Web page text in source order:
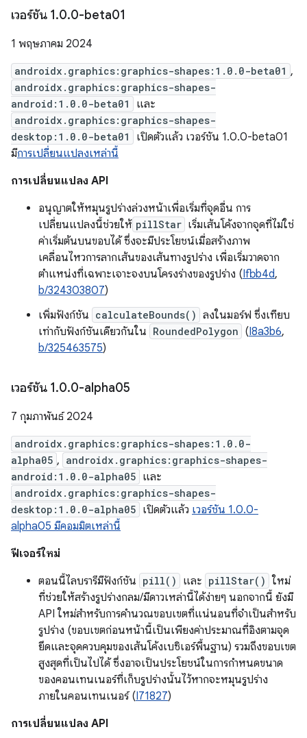
เวอร์ชัน 1.0.0-beta01
1 พฤษภาคม 2024
androidx.graphics:graphics-shapes:1.0.0-beta01 ,
androidx.graphics:graphics-shapes-
android:1.0.0-beta01
และ
androidx.graphics:graphics-shapes-
desktop:1.0.0-beta01
เปิดตัวแล้ว เวอร์ชัน 1.0.0-beta01
มีการเปลี่ยนแปลงเหล่านี้
การเปลี่ยนแปลง API
อนุญาตให้หมุนรูปร่างล่วงหน้าเพื่อเริ่มที่จุดอื่น การ
เปลี่ยนแปลงนี้ช่วยให้ pillStar เริ่มเส้นโค้งจากจุดที่ไม่ใช่
ค่าเริ่มต้นบนขอบได้ ซึ่งจะมีประโยชน์เมื่อสร้างภาพ
เคลื่อนไหวการลากเส้นของเส้นทางรูปร่าง เพื่อเริ่มวาดจาก
ตำแหน่งที่เฉพาะเจาะจงบนโครงร่างของรูปร่าง (Ifbb4d,
b/324303807)
เพิ่มฟังก์ชัน calculateBounds() ลงในมอร์ฟ ซึ่งเทียบ
เท่ากับฟังก์ชันเดียวกันใน RoundedPolygon (I8a3b6,
b/325463575)
เวอร์ชัน 1.0.0-alpha05
7 กุมภาพันธ์ 2024
androidx.graphics:graphics-shapes:1.0.0-
alpha05 , androidx.graphics:graphics-shapes-
android:1.0.0-alpha05 และ
androidx.graphics:graphics-shapes-
desktop:1.0.0-alpha05 เปิดตัวแล้ว เวอร์ชัน 1.0.0-
alpha05 มีคอมมิตเหล่านี้
ฟีเจอร์ใหม่
ตอนนี้ไลบรารีมีฟังก์ชัน pill() และ pillStar() ใหม่
ที่ช่วยให้สร้างรูปร่างกลม/มีดาวเหล่านี้ได้ง่ายๆ นอกจากนี้ ยังมี
API ใหม่สำหรับการคำนวณขอบเขตที่แน่นอนที่จำเป็นสำหรับ
รูปร่าง (ขอบเขตก่อนหน้านี้เป็นเพียงค่าประมาณที่อิงตามจุด
ยึดและจุดควบคุมของเส้นโค้งเบซิเอร์พื้นฐาน) รวมถึงขอบเขต
สูงสุดที่เป็นไปได้ ซึ่งอาจเป็นประโยชน์ในการกำหนดขนาด
ของคอนเทนเนอร์ที่เก็บรูปร่างนั้นไว้หากจะหมุนรูปร่าง
ภายในคอนเทนเนอร์ (I71827)
การเปลี่ยนแปลง API